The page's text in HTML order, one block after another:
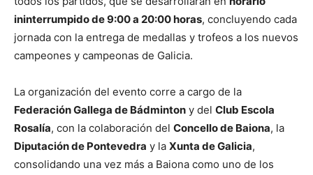
ininterrumpido de 9:00 a 20:00 horas, concluyendo cada
jornada con la entrega de medallas y trofeos a los nuevos
campeones y campeonas de Galicia.
La organización del evento corre a cargo de la
Federación Gallega de Bádminton y del Club Escola
Rosalía, con la colaboración del Concello de Baiona, la
Diputación de Pontevedra y la Xunta de Galicia,
consolidando una vez más a Baiona como uno de los